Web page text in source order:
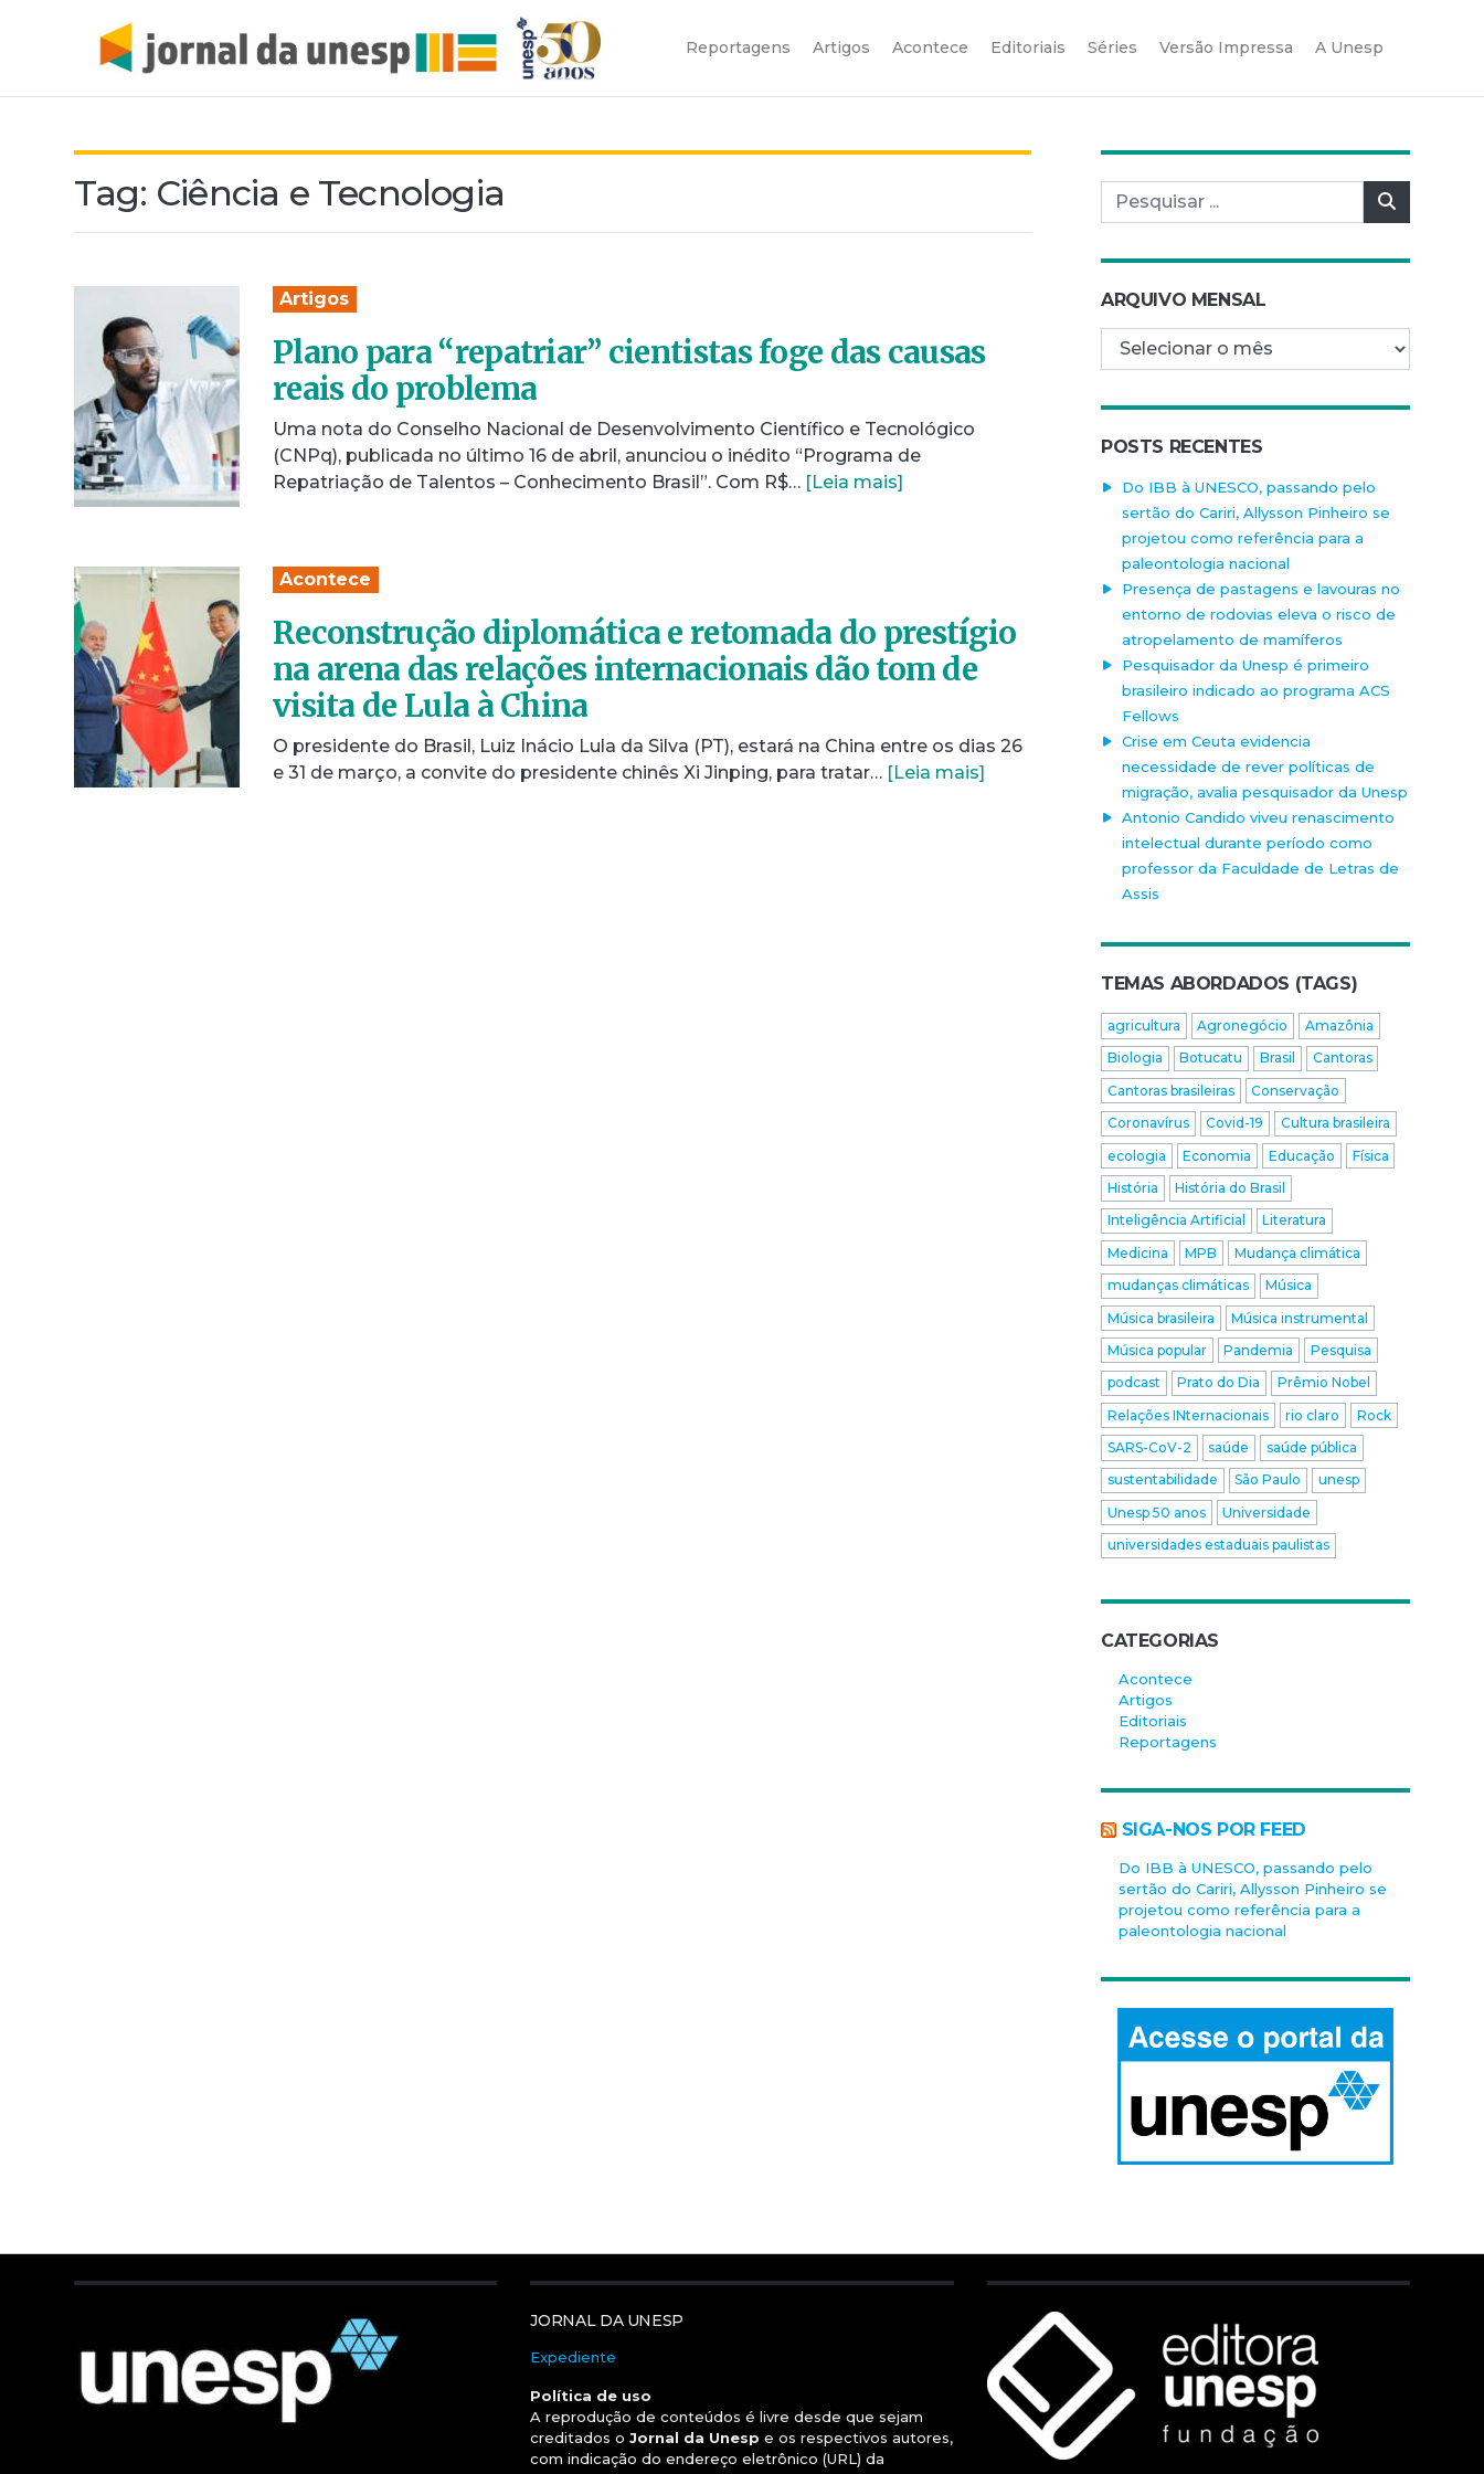
Reportagens Artigos Acontece Editoriais Séries Versão Impressa A Unesp
Tag: Ciência e Tecnologia
Artigos
Plano para “repatriar” cientistas foge das causas
reais do problema
Uma nota do Conselho Nacional de Desenvolvimento Científico e Tecnológico
(CNPq), publicada no último 16 de abril, anunciou o inédito “Programa de
Repatriação de Talentos – Conhecimento Brasil”. Com R$… [Leia mais]
Acontece
Reconstrução diplomática e retomada do prestígio
na arena das relações internacionais dão tom de
visita de Lula à China
O presidente do Brasil, Luiz Inácio Lula da Silva (PT), estará na China entre os dias 26
e 31 de março, a convite do presidente chinês Xi Jinping, para tratar… [Leia mais]
Pesquisar por:
ARQUIVO MENSAL
Arquivo mensal
POSTS RECENTES
Do IBB à UNESCO, passando pelo
sertão do Cariri, Allysson Pinheiro se
projetou como referência para a
paleontologia nacional
Presença de pastagens e lavouras no
entorno de rodovias eleva o risco de
atropelamento de mamíferos
Pesquisador da Unesp é primeiro
brasileiro indicado ao programa ACS
Fellows
Crise em Ceuta evidencia
necessidade de rever políticas de
migração, avalia pesquisador da Unesp
Antonio Candido viveu renascimento
intelectual durante período como
professor da Faculdade de Letras de
Assis
TEMAS ABORDADOS (TAGS)
agricultura Agronegócio
Amazônia
Biologia
Botucatu Brasil
Cantoras
Cantoras brasileiras
Conservação
Coronavírus
Covid-19
Cultura brasileira
ecologia
Economia Educação
Física
História
História do Brasil
Inteligência Artificial
Literatura
Medicina
MPB
Mudança climática
mudanças climáticas
Música
Música brasileira
Música instrumental
Música popular
Pandemia
Pesquisa
podcast
Prato do Dia
Prêmio Nobel
Relações INternacionais
rio claro
Rock
SARS-CoV-2
saúde
saúde pública
sustentabilidade
São Paulo
unesp
Unesp 50 anos
Universidade
universidades estaduais paulistas
CATEGORIAS
Acontece
Artigos
Editoriais
Reportagens
SIGA-NOS POR FEED
Do IBB à UNESCO, passando pelo
sertão do Cariri, Allysson Pinheiro se
projetou como referência para a
paleontologia nacional
JORNAL DA UNESP
Expediente
Política de uso
A reprodução de conteúdos é livre desde que sejam
creditados oJornal da Unesp e os respectivos autores,
com indicação do endereço eletrônico (URL) da